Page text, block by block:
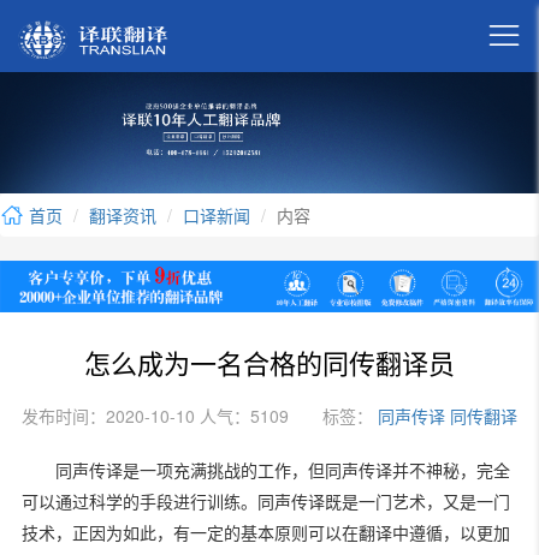

首页 翻译资讯 口译新闻 内容
怎么成为一名合格的同传翻译员
发布时间：2020-10-10 人气：5109 标签： 同声传译 同传翻译
同声传译是一项充满挑战的工作，但同声传译并不神秘，完全
可以通过科学的手段进行训练。同声传译既是一门艺术，又是一门
技术，正因为如此，有一定的基本原则可以在翻译中遵循，以更加